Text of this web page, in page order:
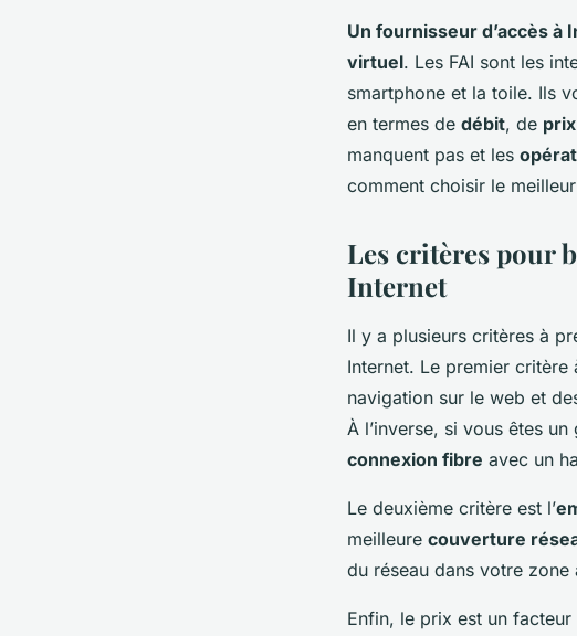
Un fournisseur d’accès à
virtuel. Les FAI sont les
smartphone et la toile. Ils
en termes de débit, de prix
manquent pas et les
comment choisir le
Les critères pour
Internet
Il y a plusieurs critères à
Internet. Le premier
navigation sur le web et
À l’inverse, si vous êtes
connexion fibre avec un
Le deuxième critère est l’
meilleure couverture
du réseau dans votre zone
Enfin, le prix est un